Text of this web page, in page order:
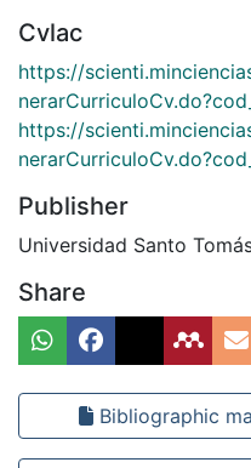
Cvlac
https://
https://
Publisher
Universidad Santo
Share
Bibliographic